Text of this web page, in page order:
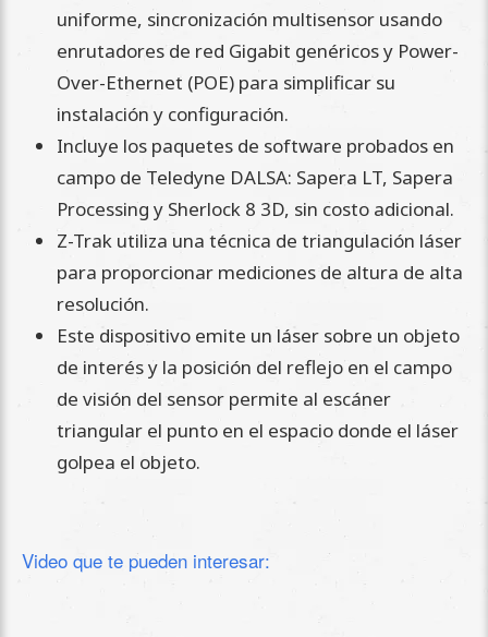
uniforme, sincronización multisensor usando
enrutadores de red Gigabit genéricos y Power-
Over-Ethernet (POE) para simplificar su
instalación y configuración.
Incluye los paquetes de software probados en
campo de Teledyne DALSA: Sapera LT, Sapera
Processing y Sherlock 8 3D, sin costo adicional.
Z-Trak utiliza una técnica de triangulación láser
para proporcionar mediciones de altura de alta
resolución.
Este dispositivo emite un láser sobre un objeto
de interés y la posición del reflejo en el campo
de visión del sensor permite al escáner
triangular el punto en el espacio donde el láser
golpea el objeto.
Video que te pueden interesar: